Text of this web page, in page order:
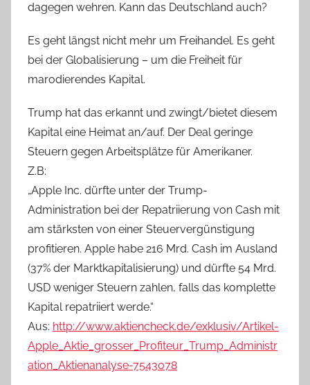
dagegen wehren. Kann das Deutschland auch?
Es geht längst nicht mehr um Freihandel. Es geht
bei der Globalisierung – um die Freiheit für
marodierendes Kapital.
Trump hat das erkannt und zwingt/bietet diesem
Kapital eine Heimat an/auf. Der Deal geringe
Steuern gegen Arbeitsplätze für Amerikaner.
Z.B:
„Apple Inc. dürfte unter der Trump-
Administration bei der Repatriierung von Cash mit
am stärksten von einer Steuervergünstigung
profitieren. Apple habe 216 Mrd. Cash im Ausland
(37% der Marktkapitalisierung) und dürfte 54 Mrd.
USD weniger Steuern zahlen, falls das komplette
Kapital repatriiert werde.“
Aus: http://www.aktiencheck.de/exklusiv/Artikel-
Apple_Aktie_grosser_Profiteur_Trump_Administr
ation_Aktienanalyse-7543078